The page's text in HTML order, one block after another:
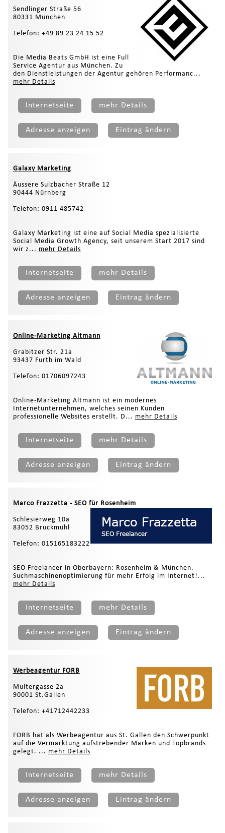
Sendlinger Straße 56
80331 München
Telefon: +49 89 23 24 15 52
Die Media Beats GmbH ist eine Full
Service Agentur aus München. Zu
den Dienstleistungen der Agentur gehören Performanc...
mehr Details
Internetseite mehr Details
Adresse anzeigen Eintrag ändern
Galaxy Marketing
Äussere Sulzbacher Straße 12
90444 Nürnberg
Telefon: 0911 485742
Galaxy Marketing ist eine auf Social Media spezialisierte
Social Media Growth Agency, seit unserem Start 2017 sind
wir z... mehr Details
Internetseite mehr Details
Adresse anzeigen Eintrag ändern
Online-Marketing Altmann
Grabitzer Str. 21a
93437 Furth im Wald
Telefon: 01706097243
Online-Marketing Altmann ist ein modernes
Internetunternehmen, welches seinen Kunden
professionelle Websites erstellt. D... mehr Details
Internetseite mehr Details
Adresse anzeigen Eintrag ändern
Marco Frazzetta - SEO für Rosenheim
Schlesierweg 10a
83052 Bruckmühl
Telefon: 015165183222
SEO Freelancer in Oberbayern: Rosenheim & München.
Suchmaschinenoptimierung für mehr Erfolg im Internet!...
mehr Details
Internetseite mehr Details
Adresse anzeigen Eintrag ändern
Werbeagentur FORB
Multergasse 2a
90001 St.Gallen
Telefon: +41712442233
FORB hat als Werbeagentur aus St. Gallen den Schwerpunkt
auf die Vermarktung aufstrebender Marken und Topbrands
gelegt. ... mehr Details
Internetseite mehr Details
Adresse anzeigen Eintrag ändern